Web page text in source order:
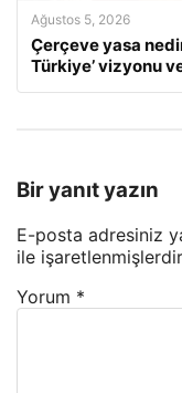
Ağustos 5, 2026
Çerçeve yasa
Türkiye’ vizyonu
Bir yanıt yazın
E-posta adresiniz
ile işaretlenmişlerdir
Yorum *